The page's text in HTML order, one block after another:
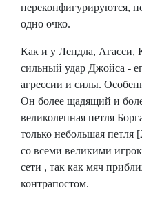
переконфигурируются,
одно очко.
Как и у Лендла, Агасси,
сильный удар Джойса -
агрессии и силы.
Он более щадящий и
великолепная петля
только небольшая
со всеми великими
сети , так как мяч
контрапостом.